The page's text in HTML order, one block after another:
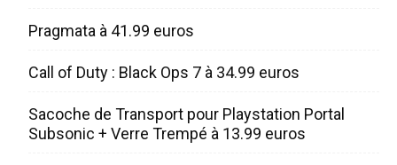
Pragmata à 41.99 euros
Call of Duty : Black Ops 7 à 34.99 euros
Sacoche de Transport pour Playstation Portal
Subsonic + Verre Trempé à 13.99 euros